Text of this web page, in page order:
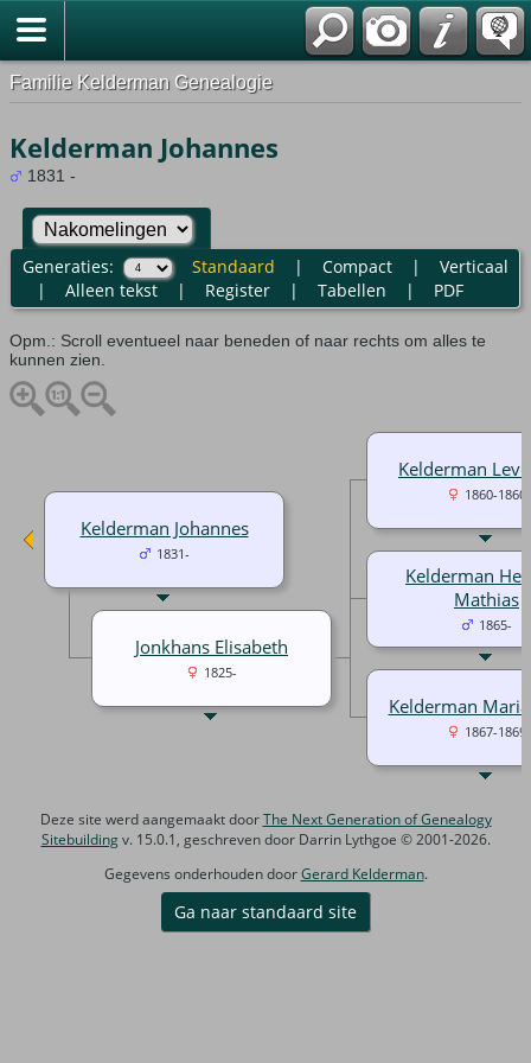
Familie Kelderman Genealogie
Kelderman Johannes
1831 -
Generaties: Standaard | Compact| Verticaal
| Alleen tekst| Register| Tabellen | PDF
Opm.: Scroll eventueel naar beneden of naar rechts om alles te
kunnen zien.
Kelderman
1860-1860
Kelderman
Mathias
1865-
Kelderman
1867-1869
Kelderman Johannes
1831-
Jonkhans Elisabeth
1825-
Deze site werd aangemaakt doorThe Next Generation of Genealogy
Sitebuildingv. 15.0.1, geschreven door Darrin Lythgoe © 2001-2026.
Gegevens onderhouden doorGerard Kelderman.
Ga naar standaard site